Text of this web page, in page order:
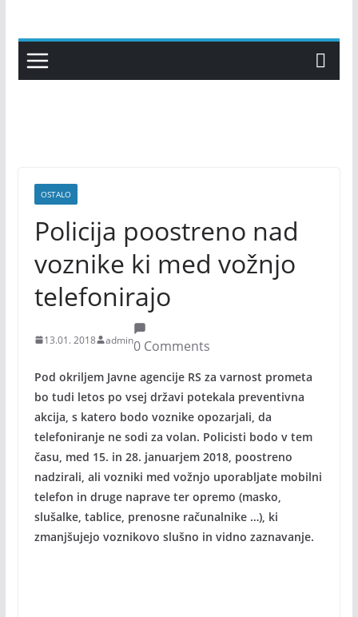
content
OSTALO
Policija poostreno nad
voznike ki med vožnjo
telefonirajo
13.01. 2018 admin0 Comments
Pod okriljem Javne agencije RS za varnost prometa
bo tudi letos po vsej državi potekala preventivna
akcija, s katero bodo voznike opozarjali, da
telefoniranje ne sodi za volan. Policisti bodo v tem
času, med 15. in 28. januarjem 2018, poostreno
nadzirali, ali vozniki med vožnjo uporabljate mobilni
telefon in druge naprave ter opremo (masko,
slušalke, tablice, prenosne računalnike …), ki
zmanjšujejo voznikovo slušno in vidno zaznavanje.